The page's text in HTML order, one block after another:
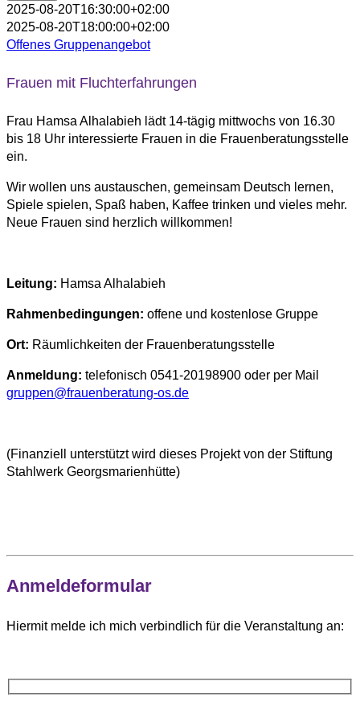
2025-08-20T16:30:00+02:00
2025-08-20T18:00:00+02:00
Offenes Gruppenangebot
Frauen mit Fluchterfahrungen
Frau Hamsa Alhalabieh lädt 14-tägig mittwochs von 16.30
bis 18 Uhr interessierte Frauen in die Frauenberatungsstelle
ein.
Wir wollen uns austauschen, gemeinsam Deutsch lernen,
Spiele spielen, Spaß haben, Kaffee trinken und vieles mehr.
Neue Frauen sind herzlich willkommen!
Leitung: Hamsa Alhalabieh
Rahmenbedingungen: offene und kostenlose Gruppe
Ort: Räumlichkeiten der Frauenberatungsstelle
Anmeldung: telefonisch 0541-20198900 oder per Mail
gruppen@frauenberatung-os.de
(Finanziell unterstützt wird dieses Projekt von der Stiftung
Stahlwerk Georgsmarienhütte)
Anmeldeformular
Hiermit melde ich mich verbindlich für die Veranstaltung an: